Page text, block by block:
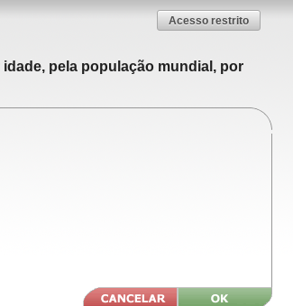
Acesso restrito
pela população mundial, por